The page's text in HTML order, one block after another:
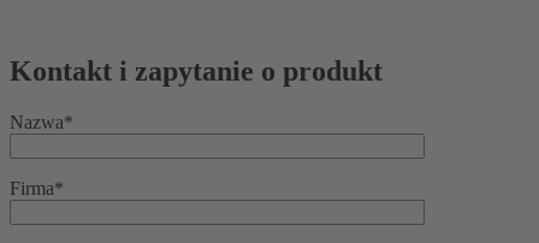
Kontakt i zapytanie o produkt
Nazwa*
Firma*